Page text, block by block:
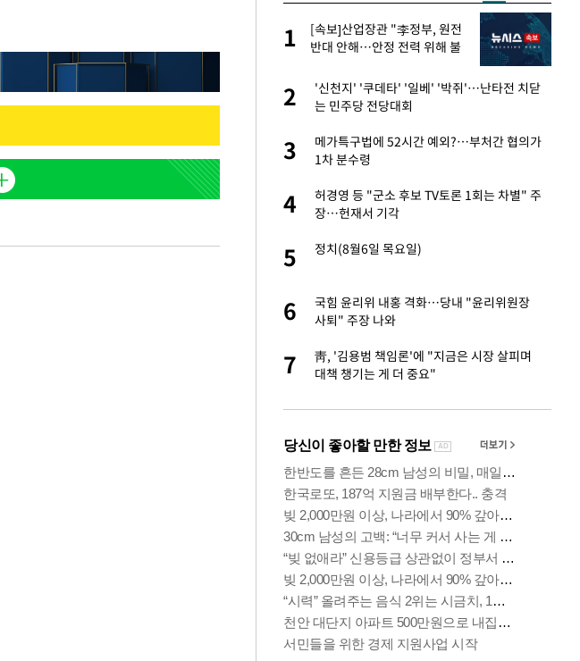
2
정부, 전 산업에 'AI 옷' 입힌다…AI 로봇 연
1000대 보급 추진
3
황기순 "원정 도박으로 전 재산 잃고 필리핀
도피"
4
'첫 주연' 정준원 "심판대 올라…많이 걱정
5 최준희, 또 성형수술 예고 "짝짝이 눈 탈출"
1
[속보]산업장관 "李정부, 원전
반대 안해…안정 전력 위해 불
2
'신천지' '쿠데타' '일베' '박쥐'…난타전 치닫
는 민주당 전당대회
3
메가특구법에 52시간 예외?…부처간 협의가
1차 분수령
4
허경영 등 "군소 후보 TV토론 1회는 차별" 주
장…헌재서 기각
5 정치(8월6일 목요일)
6
국힘 윤리위 내홍 격화…당내 "윤리위원장
사퇴" 주장 나와
7
靑, '김용범 책임론'에 "지금은 시장 살피며
대책 챙기는 게 더 중요"